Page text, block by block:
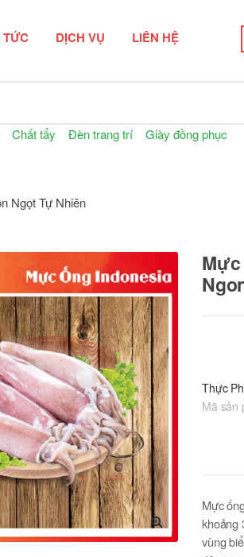
TỨC DỊCH VỤ LIÊN HỆ
Chất tẩy Đèn trang trí
Giày đồng phục
Ngọt Tự Nhiên
🔍
Thực
Mã sản
Mực
khoảng
vùng